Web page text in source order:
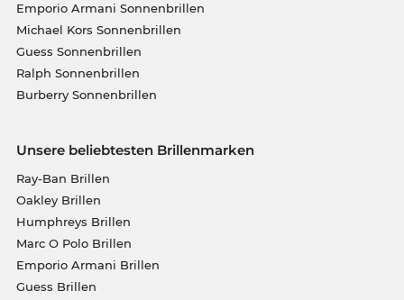
Emporio Armani Sonnenbrillen
Michael Kors Sonnenbrillen
Guess Sonnenbrillen
Ralph Sonnenbrillen
Burberry Sonnenbrillen
Unsere beliebtesten Brillenmarken
Ray-Ban Brillen
Oakley Brillen
Humphreys Brillen
Marc O Polo Brillen
Emporio Armani Brillen
Guess Brillen